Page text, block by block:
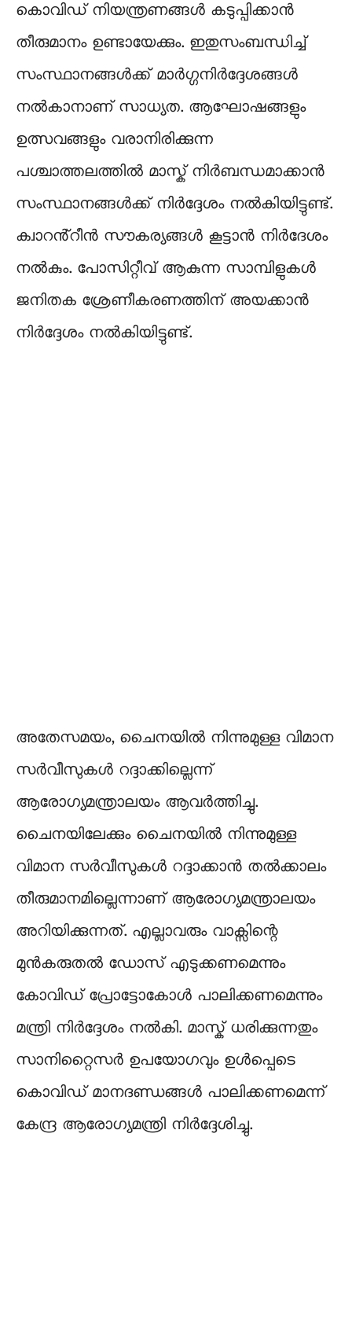
കൊവിഡ് നിയന്ത്രണങ്ങൾ കടുപ്പിക്കാൻ
തീരുമാനം ഉണ്ടായേക്കും. ഇതുസംബന്ധിച്ച്
സംസ്ഥാനങ്ങൾക്ക് മാർഗ്ഗനിർദ്ദേശങ്ങൾ
നൽകാനാണ് സാധ്യത. ആഘോഷങ്ങളും
ഉത്സവങ്ങളും വരാനിരിക്കുന്ന
പശ്ചാത്തലത്തിൽ മാസ്ക് നിർബന്ധമാക്കാൻ
സംസ്ഥാനങ്ങൾക്ക് നിർദ്ദേശം നൽകിയിട്ടുണ്ട്.
ക്വാറൻ്റീൻ സൗകര്യങ്ങൾ കൂട്ടാൻ നിർദേശം
നൽകും. പോസിറ്റീവ് ആകുന്ന സാമ്പിളുകൾ
ജനിതക ശ്രേണീകരണത്തിന് അയക്കാൻ
നിർദ്ദേശം നൽകിയിട്ടുണ്ട്.
അതേസമയം, ചൈനയിൽ നിന്നുമുള്ള വിമാന
സർവീസുകൾ റദ്ദാക്കില്ലെന്ന്
ആരോഗ്യമന്ത്രാലയം ആവർത്തിച്ചു.
ചൈനയിലേക്കും ചൈനയിൽ നിന്നുമുള്ള
വിമാന സർവീസുകൾ റദ്ദാക്കാൻ തൽക്കാലം
തീരുമാനമില്ലെന്നാണ് ആരോഗ്യമന്ത്രാലയം
അറിയിക്കുന്നത്. എല്ലാവരും വാക്സിന്റെ
മുൻകരുതൽ ഡോസ് എടുക്കണമെന്നും
കോവിഡ് പ്രോട്ടോകോൾ പാലിക്കണമെന്നും
മന്ത്രി നിര്‍ദ്ദേശം നല്‍കി. മാസ്ക് ധരിക്കുന്നതും
സാനിറ്റൈസർ ഉപയോഗവും ഉൾപ്പെടെ
കൊവിഡ് മാനദണ്ഡങ്ങൾ പാലിക്കണമെന്ന്
കേന്ദ്ര ആരോഗ്യമന്ത്രി നിര്‍ദ്ദേശിച്ചു.